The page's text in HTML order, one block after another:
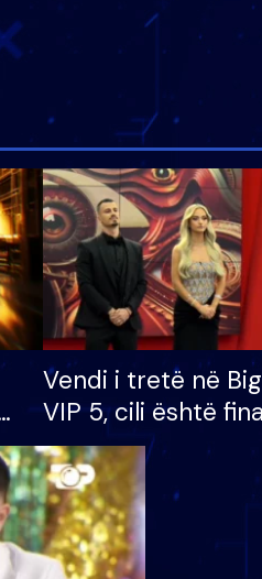
Vendi i tretë në
VIP 5, cili është
radhës që lë